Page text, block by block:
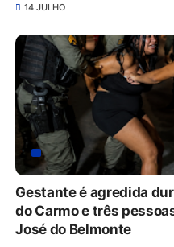
14 JULHO
Gestante é agredida
do Carmo e três
José do Belmonte